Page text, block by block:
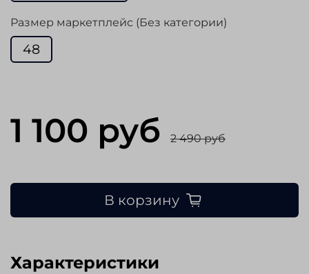
Размер маркетплейс (Без категории)
48
1 100 руб 2 490 руб
В корзину
Характеристики